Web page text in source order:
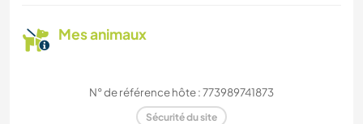
Mes animaux
N° de référence hôte : 773989741873
Sécurité du site